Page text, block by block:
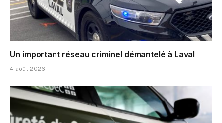
Un important réseau criminel démantelé à Laval
4 août 2026